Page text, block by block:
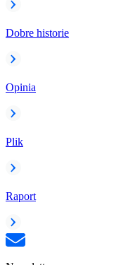
Dobre historie
Opinia
Plik
Raport